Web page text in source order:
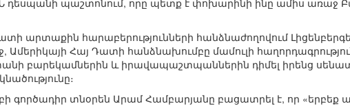
դեսպանի պաշտոնում, որը պետք է փոխարինի ինը ամիս առաջ
արտաքին հարաբերությունների հանձնաժողովում
Ամերիկայի Հայ Դատի հանձնախումբը մամուլի
բարեկամներին և իրավապաշտպաններին դիմել իրենց
գործադիր տնօրեն Արամ Համբարյանը բացատրել է, որ «երբեք